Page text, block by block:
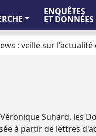
ENQUÊTES
ET DONNÉES
: veille sur l'actualité
Suhard, les
à partir de lettres